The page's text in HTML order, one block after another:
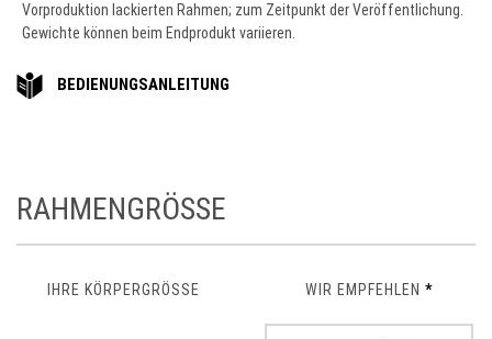
Vorproduktion lackierten Rahmen; zum Zeitpunkt der Veröffentlichung.
Gewichte können beim Endprodukt variieren.
BEDIENUNGSANLEITUNG
RAHMENGRÖSSE
IHRE KÖRPERGRÖSSE WIR EMPFEHLEN *